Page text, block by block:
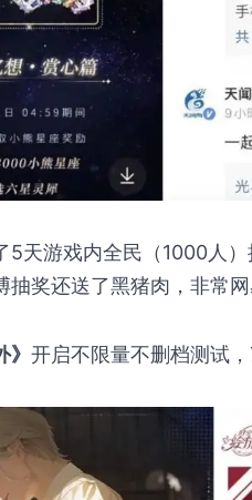
5天游戏内全民（1000人
奖还送了黑猪肉，非常网
》 开启不限量不删档测试，